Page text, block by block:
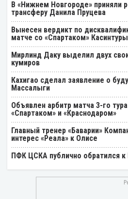
В «Нижнем Новгороде» приняли
трансферу Данила Пруцева
Вынесен вердикт по
матче со «Спартаком» Касинтуры
Мирлинд Даку выделил двух
кумиров
Кахигао сделал заявление о
Массалыги
Объявлен арбитр матча 3-го
«Спартаком» и «Краснодаром»
Главный тренер «Баварии»
интерес «Реала» к Олисе
ПФК ЦСКА публично обратился к